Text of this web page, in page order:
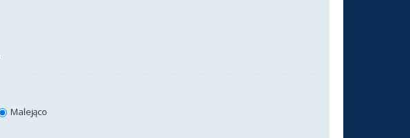
Malejąco